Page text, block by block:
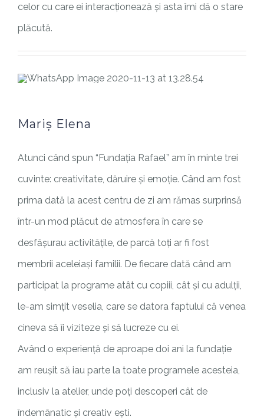
celor cu care ei interacționează și asta îmi dă o stare
plăcută.
Mariș Elena
Atunci când spun “Fundația Rafael” am în minte trei
cuvinte: creativitate, dăruire și emoție. Când am fost
prima dată la acest centru de zi am rămas surprinsă
într-un mod plăcut de atmosfera în care se
desfășurau activitățile, de parcă toți ar fi fost
membrii aceleiași familii. De fiecare dată când am
participat la programe atât cu copiii, cât și cu adulții,
le-am simțit veselia, care se datora faptului că venea
cineva să îi viziteze și să lucreze cu ei.
Având o experiență de aproape doi ani la fundație
am reușit să iau parte la toate programele acesteia,
inclusiv la atelier, unde poți descoperi cât de
îndemânatic și creativ ești.